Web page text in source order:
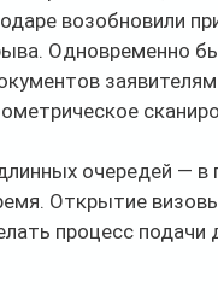
возобновили
Одновременно
заявителям
очередей — в
Открытие
процесс подачи